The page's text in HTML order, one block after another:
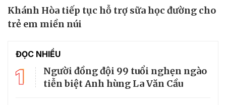
Khánh Hòa tiếp tục hỗ trợ sữa học đường cho
trẻ em miền núi
ĐỌC NHIỀU
1
Người đồng đội 99 tuổi nghẹn ngào
tiễn biệt Anh hùng La Văn Cầu